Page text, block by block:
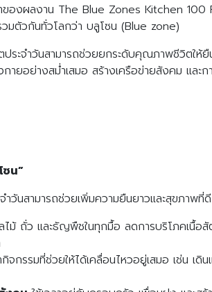
ของผลงาน The Blue Zones Kitchen
มตัวกันทั่วโลกว่า บลูโซน (Blue zone)
ประจำวันสามารถช่วยยกระดับคุณภาพชีวิตให้
ยอย่างสม่ำเสมอ สร้างเครือข่ายสังคม และ
น”
จำวันสามารถช่วยเพิ่มความยืนยาวและสุขภา
ม้ ถั่ว และธัญพืชในทุกมื้อ ลดการบริโภคเนื้อ
กิจกรรมที่ช่วยให้ได้เคลื่อนไหวอยู่เสมอ เช่น เ